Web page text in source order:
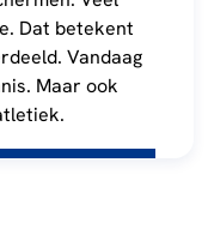
Dat betekent
Vandaag
Maar ook